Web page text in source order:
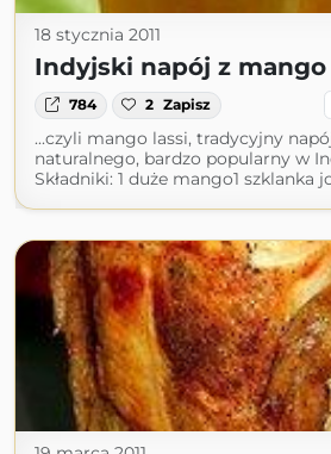
18 stycznia 2011
Indyjski napój z mango
784 2 Zapisz
...czyli mango lassi, tradycyjny
naturalnego, bardzo popularny w
Składniki: 1 duże mango1 szklanka